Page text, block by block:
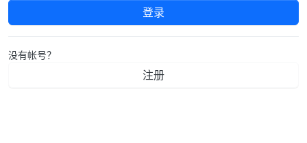
登录
没有帐号？
注册